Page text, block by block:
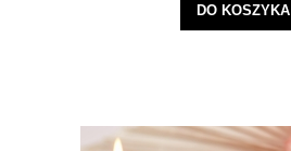
DO KOSZYKA